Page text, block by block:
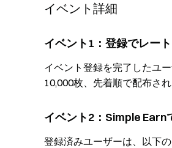
イベント詳細
イベント1：登録でレー
イベント登録を完了したユ
10,000枚、先着順で配布され
イベント2：Simple Earn
登録済みユーザーは、以下